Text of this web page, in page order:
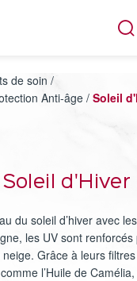
de soin /
Anti-âge / Soleil
Soleil d'Hiver
du soleil d’hiver avec
les UV sont renforcés
Grâce à leurs
l’Huile de